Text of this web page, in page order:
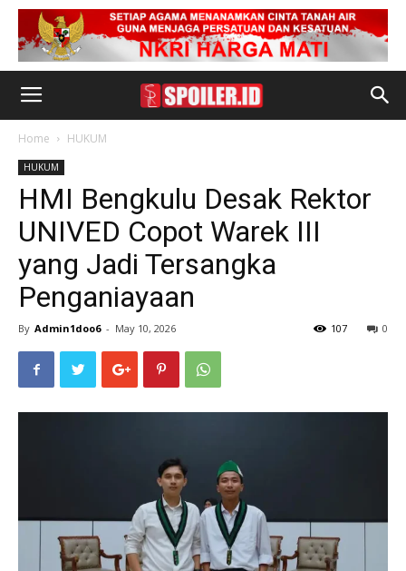
Home HUKUM
HUKUM
HMI Bengkulu Desak Rektor
UNIVED Copot Warek III
yang Jadi Tersangka
Penganiayaan
By Admin1doo6 - May 10, 2026 0
107